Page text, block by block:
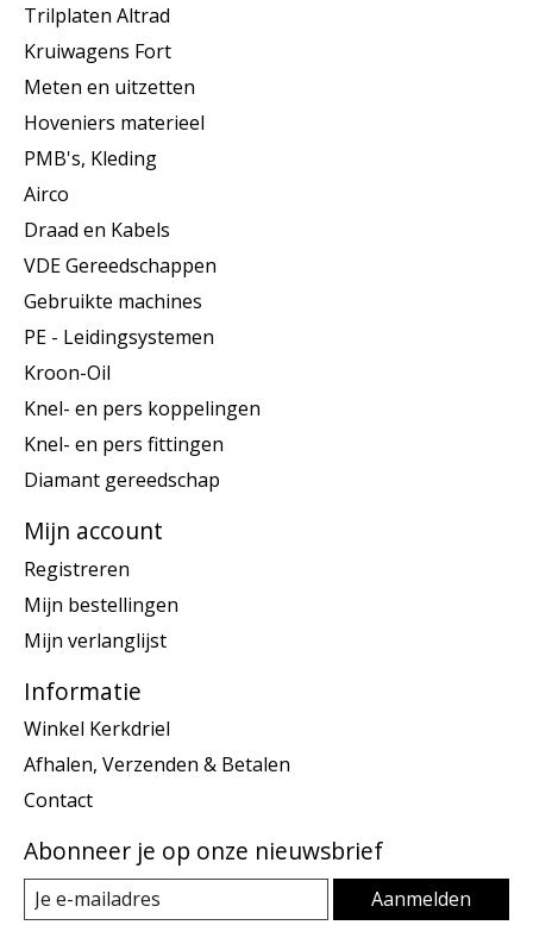
Trilplaten Altrad
Kruiwagens Fort
Meten en uitzetten
Hoveniers materieel
PMB's, Kleding
Airco
Draad en Kabels
VDE Gereedschappen
Gebruikte machines
PE - Leidingsystemen
Kroon-Oil
Knel- en pers koppelingen
Knel- en pers fittingen
Diamant gereedschap
Mijn account
Registreren
Mijn bestellingen
Mijn verlanglijst
Informatie
Winkel Kerkdriel
Afhalen, Verzenden & Betalen
Contact
Abonneer je op onze nieuwsbrief
Aanmelden